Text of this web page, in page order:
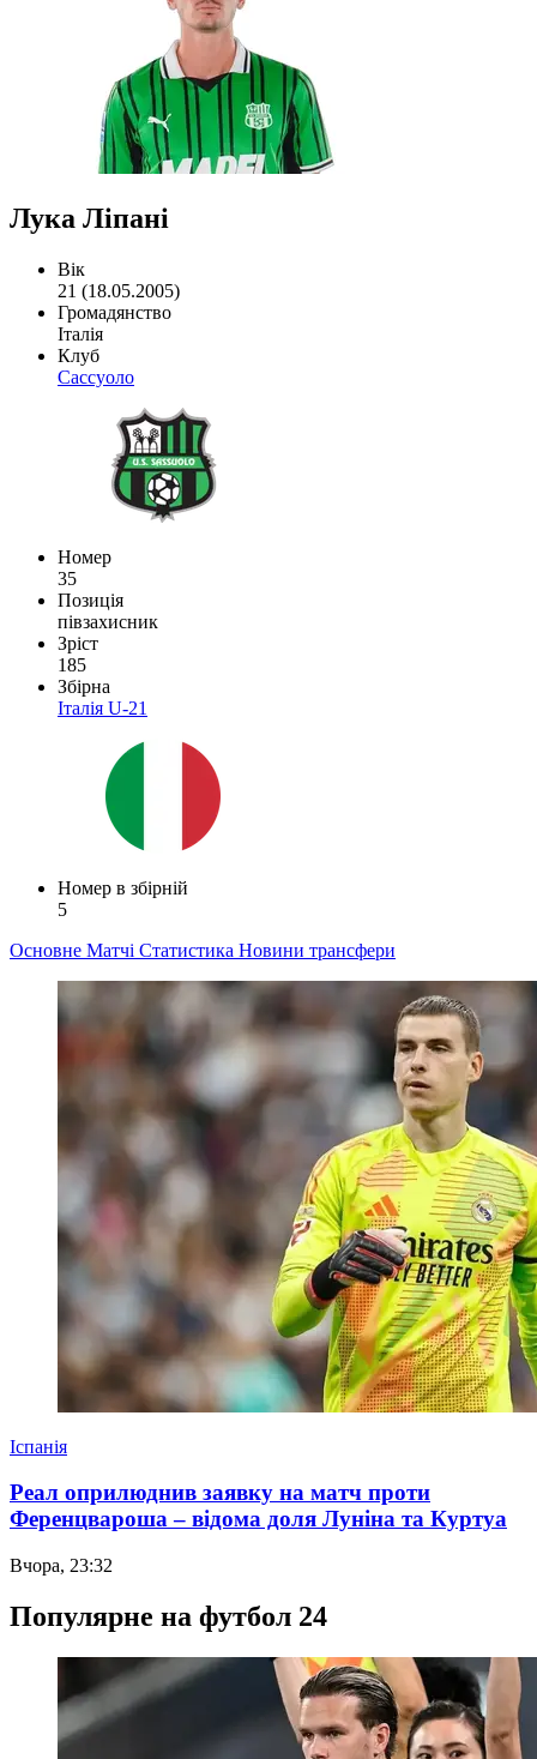
Лука Ліпані
Вік
21 (18.05.2005)
Громадянство
Італія
Клуб
Сассуоло
Номер
35
Позиція
півзахисник
Зріст
185
Збірна
Італія U-21
Номер в збірній
5
Основне Матчі Статистика Новини трансфери
Іспанія
Реал оприлюднив заявку на матч проти
Ференцвароша – відома доля Луніна та Куртуа
Вчора, 23:32
Популярне на футбол 24